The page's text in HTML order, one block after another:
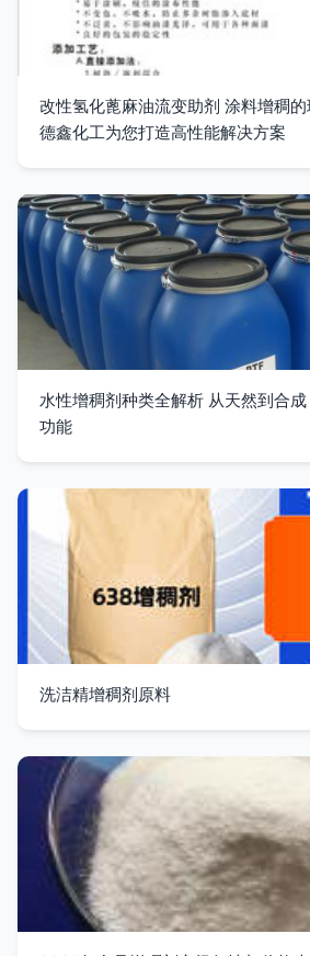
改性氢化蓖麻油流变助剂 涂料增稠
德鑫化工为您打造高性能解决方案
水性增稠剂种类全解析 从天然到合
功能
洗洁精增稠剂原料